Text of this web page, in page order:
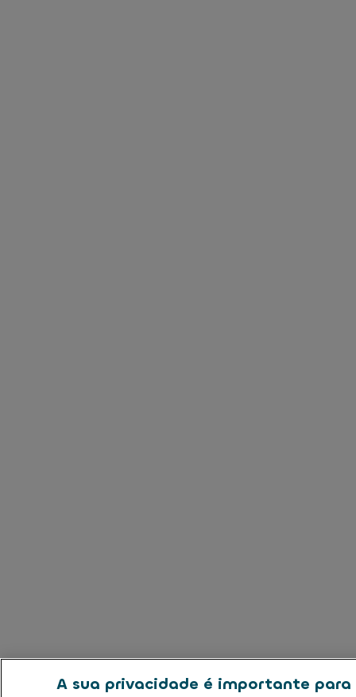
A sua privacidade é importante para